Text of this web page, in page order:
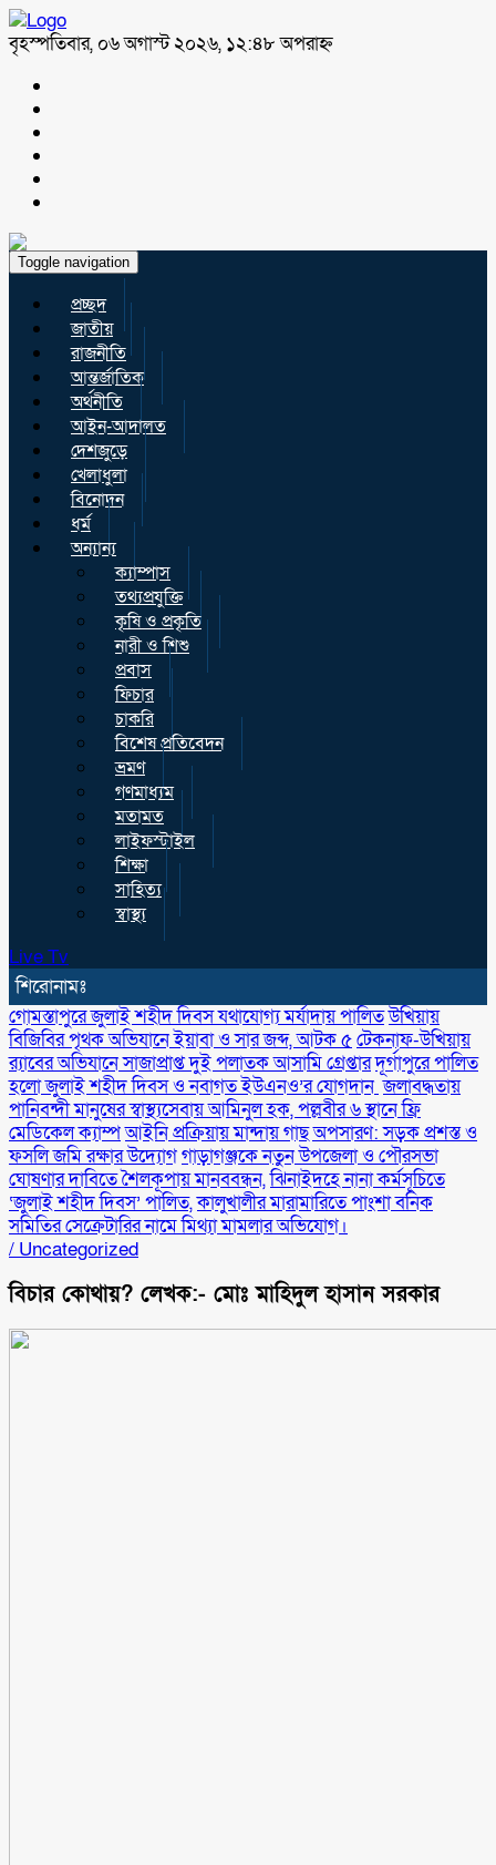
বৃহস্পতিবার, ০৬ অগাস্ট ২০২৬, ১২:৪৮ অপরাহ্ন
Toggle navigation
প্রচ্ছদ
জাতীয়
রাজনীতি
আন্তর্জাতিক
অর্থনীতি
আইন-আদালত
দেশজুড়ে
খেলাধুলা
বিনোদন
ধর্ম
অন্যান্য
ক্যাম্পাস
তথ্যপ্রযুক্তি
কৃষি ও প্রকৃতি
নারী ও শিশু
প্রবাস
ফিচার
চাকরি
বিশেষ প্রতিবেদন
ভ্রমণ
গণমাধ্যম
মতামত
লাইফস্টাইল
শিক্ষা
সাহিত্য
স্বাস্থ্য
Live Tv
শিরোনামঃ
গোমস্তাপুরে জুলাই শহীদ দিবস যথাযোগ্য মর্যাদায় পালিতউখিয়ায়
বিজিবির পৃথক অভিযানে ইয়াবা ও সার জব্দ, আটক ৫টেকনাফ-উখিয়ায়
র‌্যাবের অভিযানে সাজাপ্রাপ্ত দুই পলাতক আসামি গ্রেপ্তার‎দূর্গাপুরে পালিত
হলো জুলাই শহীদ দিবস ও নবাগত ইউএনও’র যোগদান ‎ জলাবদ্ধতায়
পানিবন্দী মানুষের স্বাস্থ্যসেবায় আমিনুল হক, পল্লবীর ৬ স্থানে ফ্রি
মেডিকেল ক্যাম্পআইনি প্রক্রিয়ায় মান্দায় গাছ অপসারণ: সড়ক প্রশস্ত ও
ফসলি জমি রক্ষার উদ্যোগগাড়াগঞ্জকে নতুন উপজেলা ও পৌরসভা
ঘোষণার দাবিতে শৈলকূপায় মানববন্ধন,ঝিনাইদহে নানা কর্মসূচিতে
‘জুলাই শহীদ দিবস’ পালিত,কালুখালীর মারামারিতে পাংশা বনিক
সমিতির সেক্রেটারির নামে মিথ্যা মামলার অভিযোগ।
/ Uncategorized
বিচার কোথায়? লেখক:- মোঃ মাহিদুল হাসান সরকার